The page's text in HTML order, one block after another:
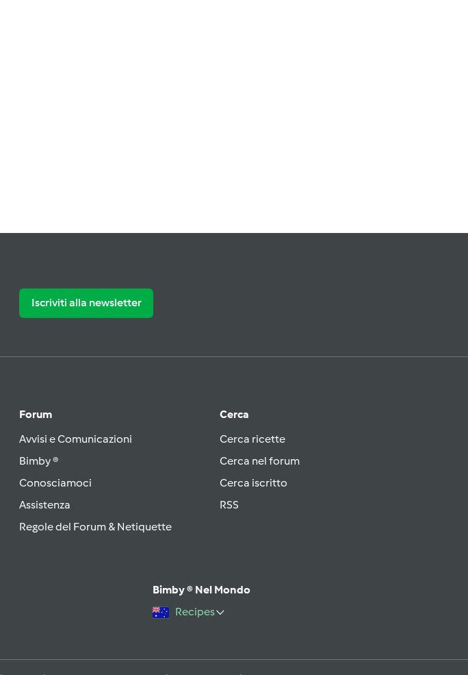
Iscriviti alla newsletter
Forum
Avvisi e Comunicazioni
Bimby ®
Conosciamoci
Assistenza
Regole del Forum & Netiquette
Cerca
Cerca ricette
Cerca nel forum
Cerca iscritto
RSS
Bimby ® Nel Mondo
Recipes